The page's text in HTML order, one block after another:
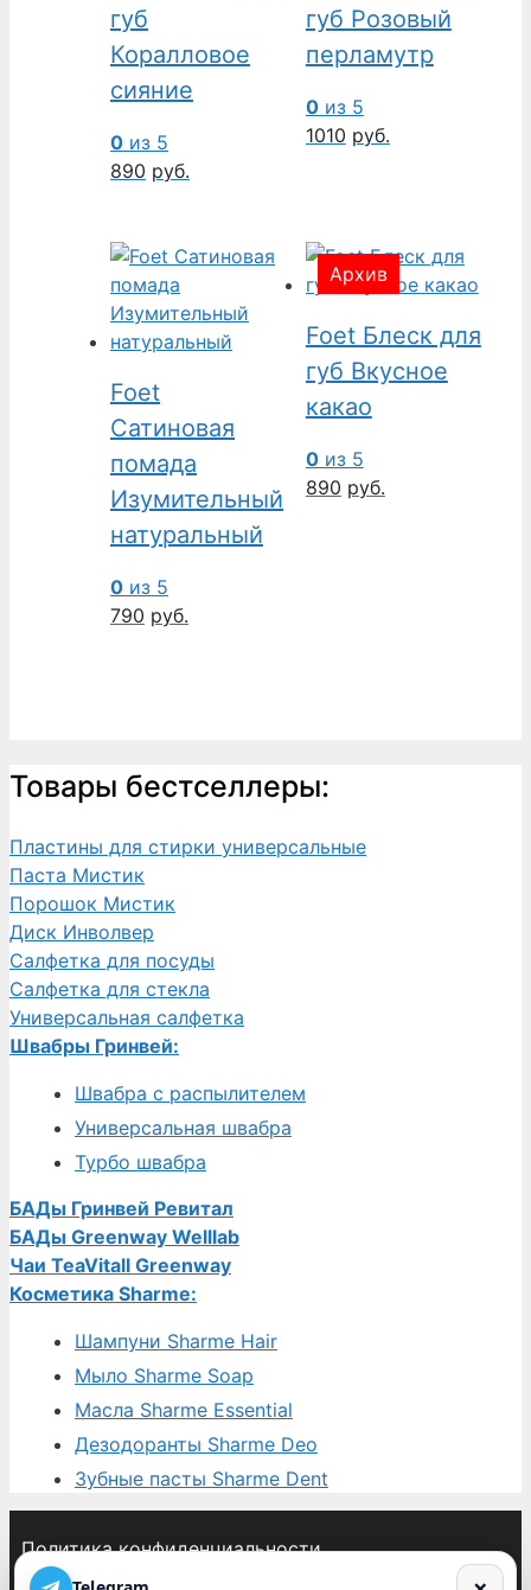
губ
Коралловое
сияние
0 из 5
890 руб.
губ Розовый
перламутр
0из 5
1010 руб.
Foet
Сатиновая
помада
Изумительный
натуральный
0 из 5
790 руб.
Архив
Foet Блеск для
губ Вкусное
какао
0из 5
890 руб.
Товары бестселлеры:
Пластины для стирки универсальные
Паста Мистик
Порошок Мистик
Диск Инволвер
Салфетка для посуды
Салфетка для стекла
Универсальная салфетка
Швабры Гринвей:
Швабра с распылителем
Универсальная швабра
Турбо швабра
БАДы Гринвей Ревитал
БАДы Greenway Welllab
Чаи TeaVitall Greenway
Косметика Sharme:
Шампуни Sharme Hair
Мыло Sharme Soap
Масла Sharme Essential
Дезодоранты Sharme Deo
Зубные пасты Sharme Dent
Политика конфиденциальности
Пользовательское соглашение